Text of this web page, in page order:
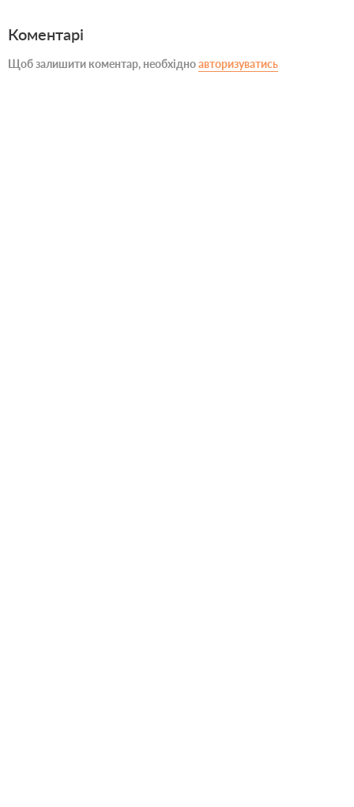
Коментарі
Щоб залишити коментар, необхідноавторизуватись